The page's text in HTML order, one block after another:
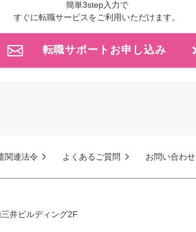
簡単3step入力で
すぐに転職サービスをご利用いただけます。
転職サポートお申し込み
関連法令 よくあるご質問 お問い合わせ
井ビルディング2F